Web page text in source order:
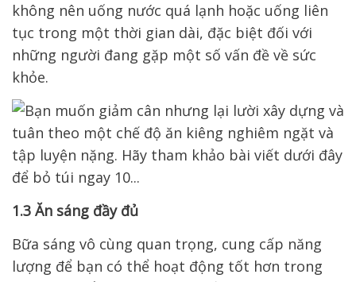
không nên uống nước quá lạnh hoặc uống liên
tục trong một thời gian dài, đặc biệt đối với
những người đang gặp một số vấn đề về sức
khỏe.
1.3 Ăn sáng đầy đủ
Bữa sáng vô cùng quan trọng, cung cấp năng
lượng để bạn có thể hoạt động tốt hơn trong